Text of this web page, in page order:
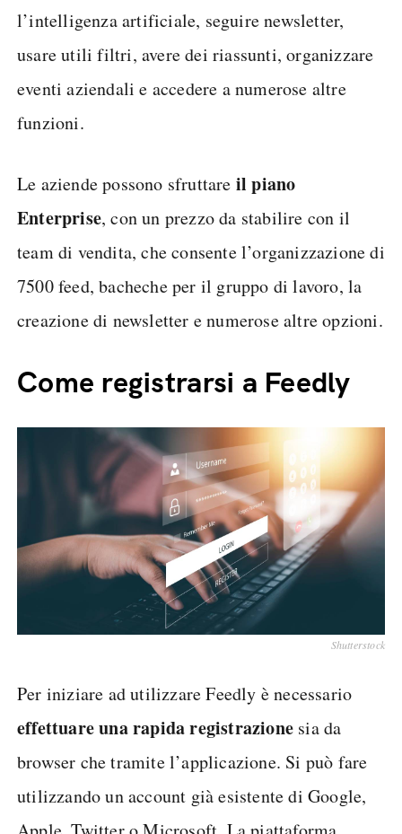
l’intelligenza artificiale, seguire newsletter,
usare utili filtri, avere dei riassunti, organizzare
eventi aziendali e accedere a numerose altre
funzioni.
Le aziende possono sfruttare il piano
Enterprise, con un prezzo da stabilire con il
team di vendita, che consente l’organizzazione di
7500 feed, bacheche per il gruppo di lavoro, la
creazione di newsletter e numerose altre opzioni.
Come registrarsi a Feedly
Shutterstock
Per iniziare ad utilizzare Feedly è necessario
effettuare una rapida registrazione sia da
browser che tramite l’applicazione. Si può fare
utilizzando un account già esistente di Google,